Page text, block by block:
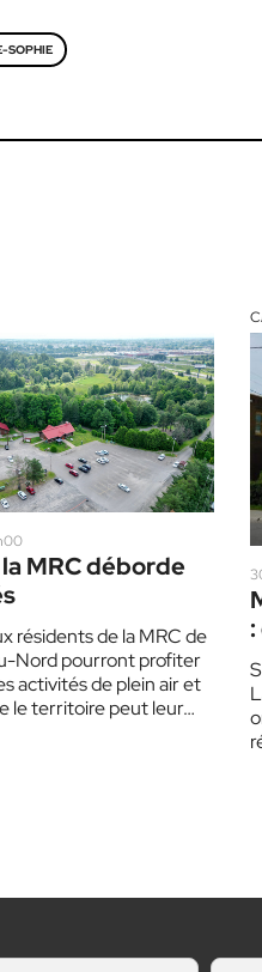
SOPHIE
MRC déborde
résidents de la MRC de
Nord pourront profiter
activités de plein air et
le territoire peut leur…